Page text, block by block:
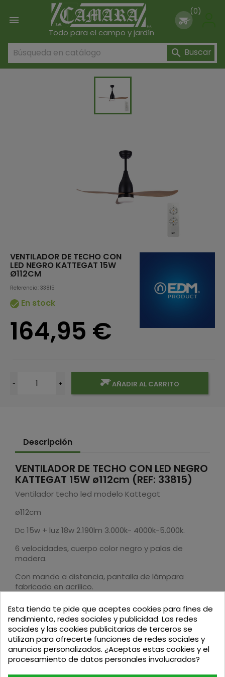

Todo para el campo y jardín
(0)
 Buscar
VENTILADOR DE TECHO CON
LED NEGRO KATTEGAT 15W
Ø112CM
Referencia: 33815
 En stock
164,95 €
- + AÑADIR AL CARRITO
Descripción
VENTILADOR DE TECHO CON LED NEGRO
KATTEGAT 15W ø112cm (REF: 33815)
Ventilador techo led modelo Kattegat
ø112cm
Dc 15w + luz 18w 2.190lm 3.000k- 4000k-5.000k.
6 velocidades, cuerpo color negro y palas de
madera.
Con mando a distancia, pantalla de lámpara
fabricado en acrílico.
Podria interesarte
Esta tienda te pide que aceptes cookies para fines de
rendimiento, redes sociales y publicidad. Las redes
sociales y las cookies publicitarias de terceros se
utilizan para ofrecerte funciones de redes sociales y
anuncios personalizados. ¿Aceptas estas cookies y el
procesamiento de datos personales involucrados?